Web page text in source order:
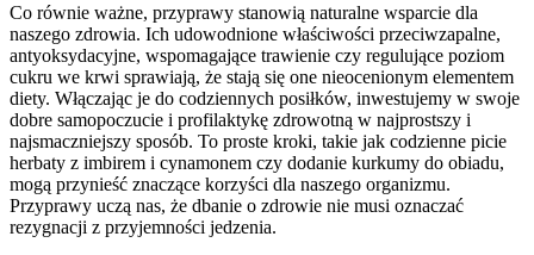
Co równie ważne, przyprawy stanowią naturalne wsparcie dla
naszego zdrowia. Ich udowodnione właściwości przeciwzapalne,
antyoksydacyjne, wspomagające trawienie czy regulujące poziom
cukru we krwi sprawiają, że stają się one nieocenionym elementem
diety. Włączając je do codziennych posiłków, inwestujemy w swoje
dobre samopoczucie i profilaktykę zdrowotną w najprostszy i
najsmaczniejszy sposób. To proste kroki, takie jak codzienne picie
herbaty z imbirem i cynamonem czy dodanie kurkumy do obiadu,
mogą przynieść znaczące korzyści dla naszego organizmu.
Przyprawy uczą nas, że dbanie o zdrowie nie musi oznaczać
rezygnacji z przyjemności jedzenia.